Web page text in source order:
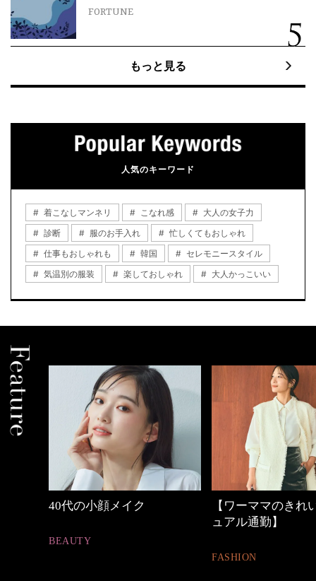
FORTUNE
もっと見る
人気のキーワード
着こなしマンネリ こなれ感
大人の女子力
診断
服のお手入れ
忙しくてもおしゃれ
仕事もおしゃれも
韓国
セレモニースタイル
気温別の服装
楽しておしゃれ 大人かっこいい
【ワーママのきれいめカジ
心地よくいられる
とは
FASHION